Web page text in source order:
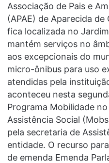
Associação de Pais e
(APAE) de Aparecida
fica localizada no
mantém serviços no
aos excepcionais do
micro-ônibus para uso
atendidas pela
aconteceu nesta
Programa Mobilidade
Assistência Social
pela secretaria de
entidade. O recurso
de emenda Emenda